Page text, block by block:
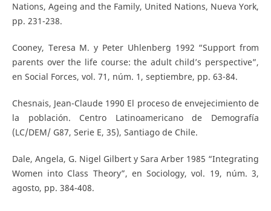
Nations, Ageing and the Family, United Nations, Nueva York,
pp. 231-238.
Cooney, Teresa M. y Peter Uhlenberg 1992 “Support from
parents over the life course: the adult child’s perspective”,
en Social Forces, vol. 71, núm. 1, septiembre, pp. 63-84.
Chesnais, Jean-Claude 1990 El proceso de envejecimiento de
la población. Centro Latinoamericano de Demografía
(LC/DEM/ G87, Serie E, 35), Santiago de Chile.
Dale, Angela, G. Nigel Gilbert y Sara Arber 1985 “Integrating
Women into Class Theory”, en Sociology, vol. 19, núm. 3,
agosto, pp. 384-408.